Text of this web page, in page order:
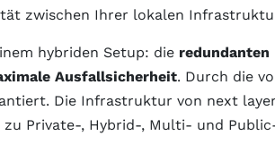
zwischen Ihrer lokalen
hybriden Setup: die redundanten
Ausfallsicherheit. Durch die
Die Infrastruktur von next
Private-, Hybrid-, Multi- und